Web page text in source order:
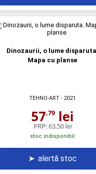
Dinozaurii, o lume
Mapa cu planse
TEHNO-ART - 2021
57,79 lei
PRP:63,50 lei
stoc indisponibil
➤ alertă stoc